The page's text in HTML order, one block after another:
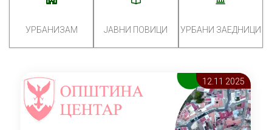
УРБАНИЗАМ ЈАВНИ ПОВИЦИ УРБАНИ ЗАЕДНИЦИ
12.11 2025